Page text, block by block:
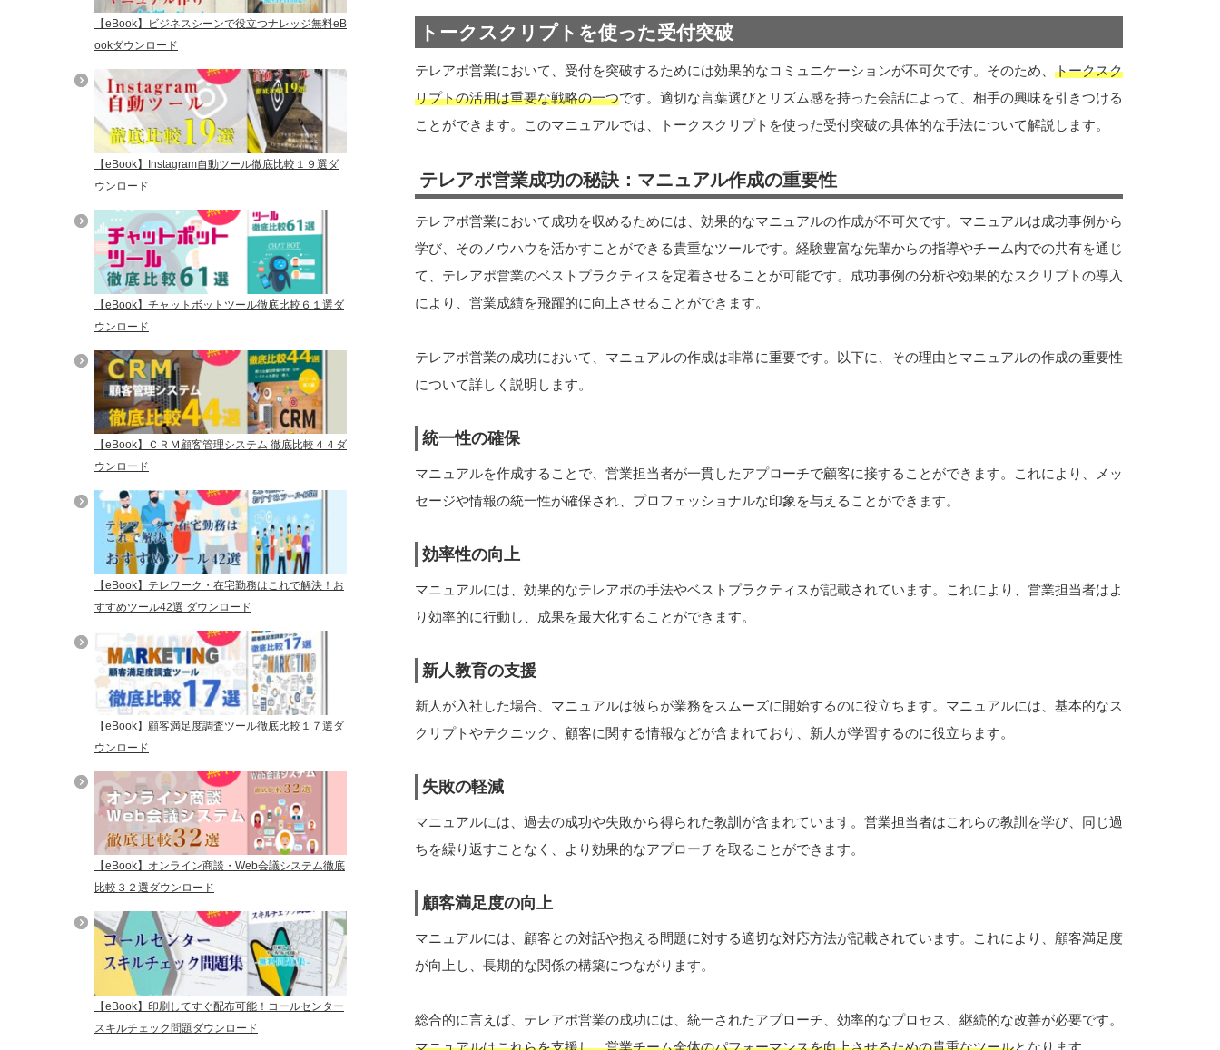
トークスクリプトを使った受付突破
テレアポ営業において、受付を突破するためには効果的なコミュニケーションが不可欠です。そのため、 トークスク
リプトの活用は重要な戦略の一つです。適切な言葉選びとリズム感を持った会話によって、相手の興味を引きつける
ことができます。このマニュアルでは、トークスクリプトを使った受付突破の具体的な手法について解説します。
テレアポ営業成功の秘訣：マニュアル作成の重要性
テレアポ営業において成功を収めるためには、効果的なマニュアルの作成が不可欠です。マニュアルは成功事例から
学び、そのノウハウを活かすことができる貴重なツールです。経験豊富な先輩からの指導やチーム内での共有を通じ
て、テレアポ営業のベストプラクティスを定着させることが可能です。成功事例の分析や効果的なスクリプトの導入
により、営業成績を飛躍的に向上させることができます。
テレアポ営業の成功において、マニュアルの作成は非常に重要です。以下に、その理由とマニュアルの作成の重要性
について詳しく説明します。
統一性の確保
マニュアルを作成することで、営業担当者が一貫したアプローチで顧客に接することができます。これにより、メッ
セージや情報の統一性が確保され、プロフェッショナルな印象を与えることができます。
効率性の向上
マニュアルには、効果的なテレアポの手法やベストプラクティスが記載されています。これにより、営業担当者はよ
り効率的に行動し、成果を最大化することができます。
新人教育の支援
新人が入社した場合、マニュアルは彼らが業務をスムーズに開始するのに役立ちます。マニュアルには、基本的なス
クリプトやテクニック、顧客に関する情報などが含まれており、新人が学習するのに役立ちます。
失敗の軽減
マニュアルには、過去の成功や失敗から得られた教訓が含まれています。営業担当者はこれらの教訓を学び、同じ過
ちを繰り返すことなく、より効果的なアプローチを取ることができます。
顧客満足度の向上
マニュアルには、顧客との対話や抱える問題に対する適切な対応方法が記載されています。これにより、顧客満足度
が向上し、長期的な関係の構築につながります。
総合的に言えば、テレアポ営業の成功には、統一されたアプローチ、効率的なプロセス、継続的な改善が必要です。
マニュアルはこれらを支援し、営業チーム全体のパフォーマンスを向上させるための貴重なツールとなります。
【eBook】ビジネスシーンで役立つナレッジ無料eB
ookダウンロード
【eBook】Instagram自動ツール徹底比較１９選ダ
ウンロード
【eBook】チャットボットツール徹底比較６１選ダ
ウンロード
【eBook】ＣＲＭ顧客管理システム 徹底比較４４ダ
ウンロード
【eBook】テレワーク・在宅勤務はこれで解決！お
すすめツール42選 ダウンロード
【eBook】顧客満足度調査ツール徹底比較１７選ダ
ウンロード
【eBook】オンライン商談・Web会議システム徹底
比較３２選ダウンロード
【eBook】印刷してすぐ配布可能！コールセンター
スキルチェック問題ダウンロード